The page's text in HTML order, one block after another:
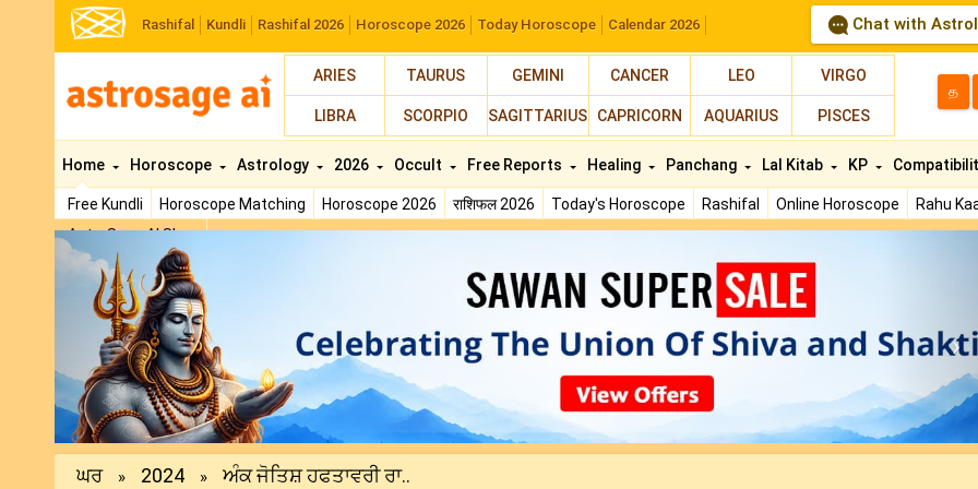
Rashifal Kundli Rashifal 2026 Horoscope 2026 Today Horoscope Calendar 2026 Chat with
ARIES TAURUS GEMINI CANCER LEO VIRGO
LIBRA SCORPIO SAGITTARIUS CAPRICORN AQUARIUS PISCES
த
Home
Free Kundli Horoscope Matching Horoscope 2026 राशिफल 2026 Today's Horoscope Rashifal Online Horoscope Rahu
AstroSage AI Shop
Horoscope Astrology 2026 Occult Free Reports Healing Panchang Lal Kitab KP
Previous
ਘਰ » 2024 » ਅੰਕ ਜੋਤਿਸ਼ ਹਫਤਾਵਰੀ ਰਾ..